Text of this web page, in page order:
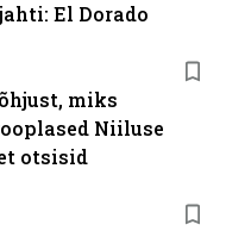
miks
Niiluse
otsisid
El Dorado